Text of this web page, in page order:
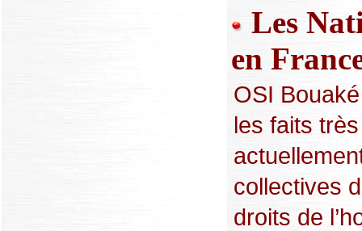
Les
en
OSI
les faits
collectives
droits de